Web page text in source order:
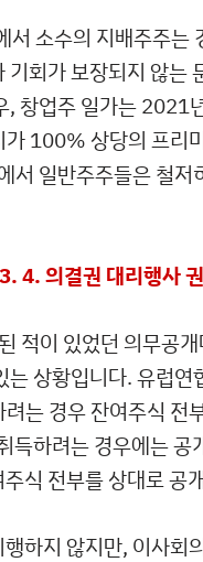
소수의 지배주주는
회가 보장되지 않는
, 창업주 일가는
100% 상당의 프리
서 일반주주들은 철
4. 의결권 대리행사
적이 있었던 의무공
상황입니다. 유럽
는 경우 잔여주식 전
득하려는 경우에는
식 전부를 상대로 공
하지 않지만, 이사회